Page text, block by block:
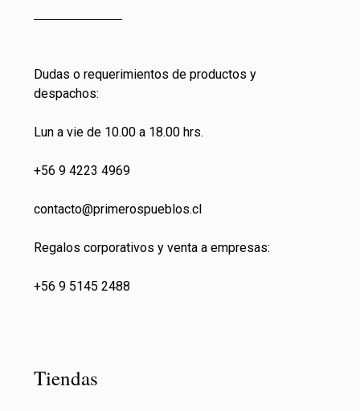
Dudas o requerimientos de productos y
despachos:
Lun a vie de 10.00 a 18.00 hrs.
+56 9 4223 4969
contacto@primerospueblos.cl
Regalos corporativos y venta a empresas:
+56 9 5145 2488
Tiendas